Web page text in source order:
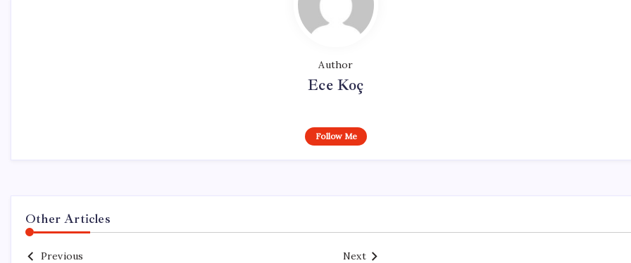
Author
Ece Koç
Follow Me
Other Articles
Previous Next